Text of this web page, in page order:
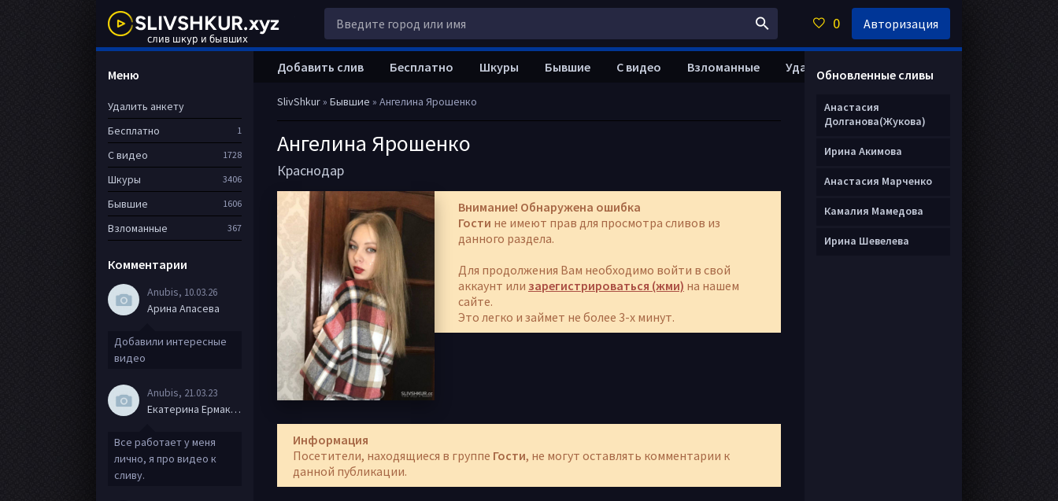
SlivShkur» Бывшие » Ангелина Ярошенко
Ангелина Ярошенко
Краснодар
Внимание! Обнаружена ошибка
Гости не имеют прав для просмотра сливов из
данного раздела.
Для продолжения Вам необходимо войти в свой
аккаунт или зарегистрироваться (жми) на нашем
сайте.
Это легко и займет не более 3-х минут.
Информация
Посетители, находящиеся в группе Гости, не могут оставлять комментарии к
данной публикации.
Добавить слив Бесплатно Шкуры Бывшие С видео Взломанные Удалить анкету
Меню
Удалить анкету
Бесплатно
1
С видео 1728
Шкуры 3406
Бывшие 1606
Взломанные 367
Комментарии
Anubis, 10.03.26
Арина Апасева
Добавили интересные
видео
Anubis, 21.03.23
Екатерина Ермакова
Все работает у меня
лично, я про видео к
сливу.
Обновленные сливы
Анастасия
Долганова(Жукова)
Ирина Акимова
Анастасия Марченко
Камалия Мамедова
Ирина Шевелева
0 Авторизация